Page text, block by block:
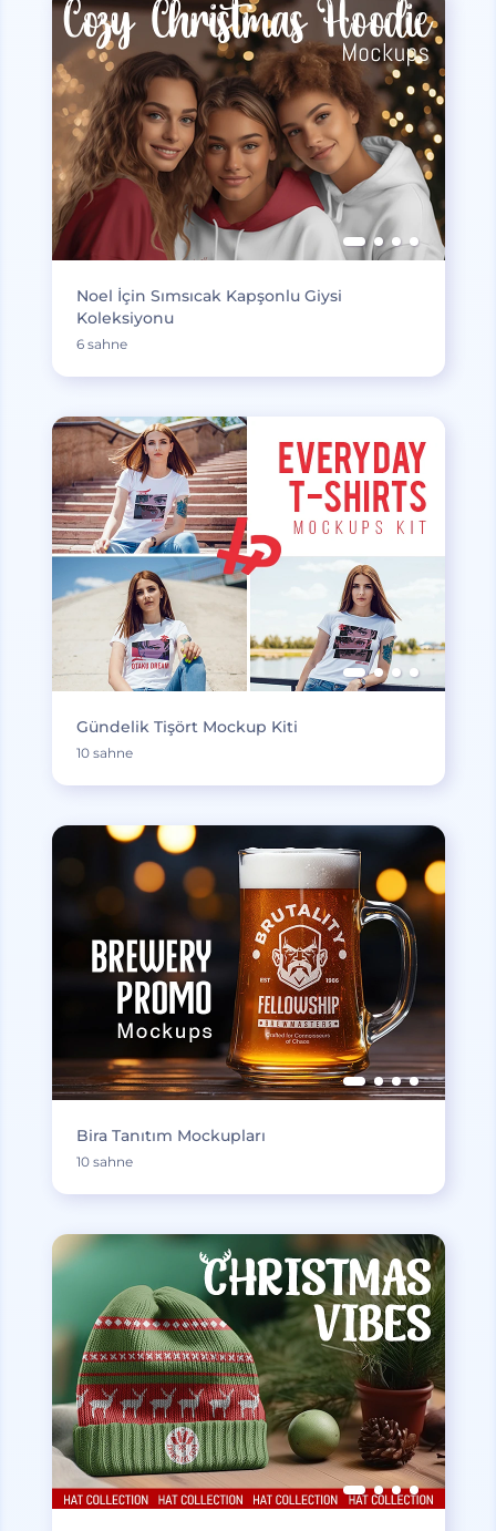
Noel İçin Sımsıcak Kapşonlu Giysi
Koleksiyonu
6 sahne
Gündelik Tişört Mockup Kiti
10 sahne
Bira Tanıtım Mockupları
10 sahne